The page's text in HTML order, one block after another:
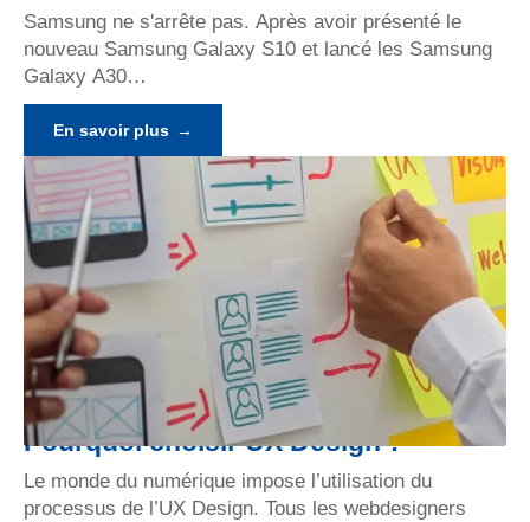
Samsung ne s'arrête pas. Après avoir présenté le
nouveau Samsung Galaxy S10 et lancé les Samsung
Galaxy A30…
En savoir plus
Pourquoi choisir UX Design ?
Le monde du numérique impose l’utilisation du
processus de l’UX Design. Tous les webdesigners